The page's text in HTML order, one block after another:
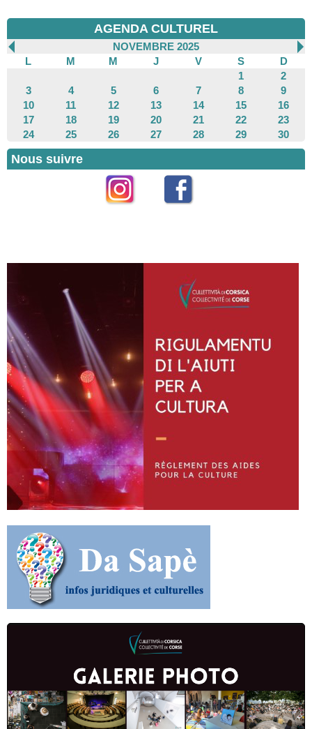
AGENDA CULTUREL
NOVEMBRE 2025
L
M M J V S
D
1
2
3
4 5 6 7 8
9
10
11 12 13 14 15
16
17
18 19 20 21 22
23
24
25 26 27 28 29 30
Nous suivre